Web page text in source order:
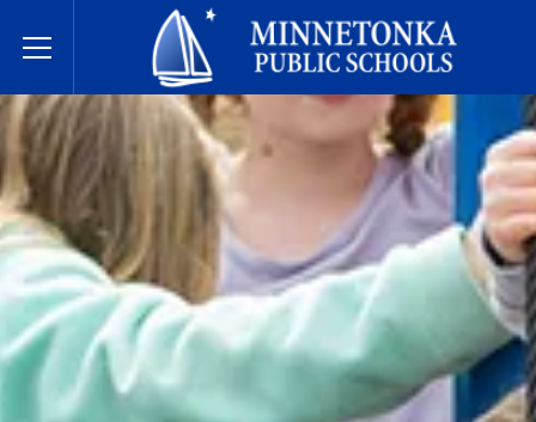
Toggle Menu
Javne škole Minnetonke